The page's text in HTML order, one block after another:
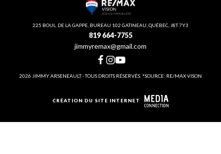
225 BOUL. DE LA GAPPE, BUREAU 102 GATINEAU, QUÉBEC, J8T 7Y3
819 664-7755
jimmyremax@gmail.com
2026 JIMMY ARSENEAULT - TOUS DROITS RÉSERVÉS. *SOURCE: RE/MAX VISON
CRÉATION DU SITE INTERNET